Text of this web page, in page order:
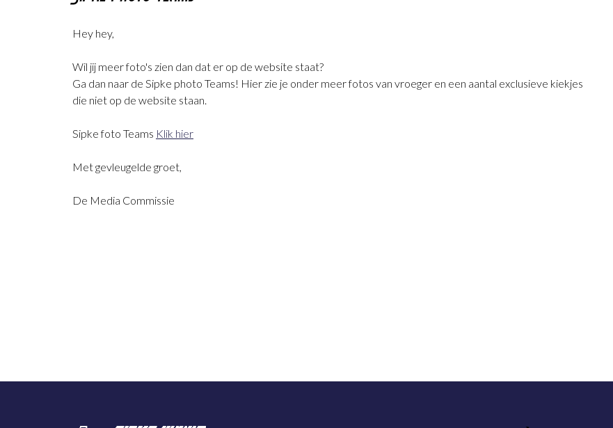
Hey hey,
Wil jij meer foto's zien dan dat er op de website staat?
Ga dan naar de Sipke photo Teams! Hier zie je onder meer fotos van vroeger en een aantal exclusieve kiekjes
die niet op de website staan.
Sipke foto Teams Klik hier
Met gevleugelde groet,
De Media Commissie